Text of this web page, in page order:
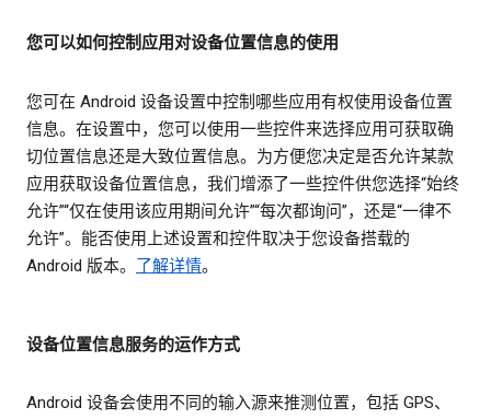
您可以如何控制应用对设备位置信息的使用
您可在 Android 设备设置中控制哪些应用有权使用设备位置
信息。在设置中，您可以使用一些控件来选择应用可获取确
切位置信息还是大致位置信息。为方便您决定是否允许某款
应用获取设备位置信息，我们增添了一些控件供您选择“始终
允许”“仅在使用该应用期间允许”“每次都询问”，还是“一律不
允许”。能否使用上述设置和控件取决于您设备搭载的
Android 版本。 了解详情。
设备位置信息服务的运作方式
Android 设备会使用不同的输入源来推测位置，包括 GPS、